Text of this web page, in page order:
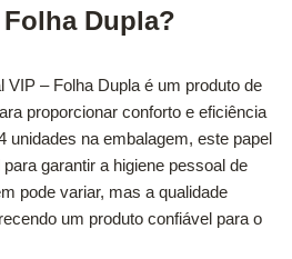
Dupla?
VIP – Folha Dupla é um produto de
proporcionar conforto e eficiência
unidades na embalagem, este papel
garantir a higiene pessoal de
pode variar, mas a qualidade
um produto confiável para o